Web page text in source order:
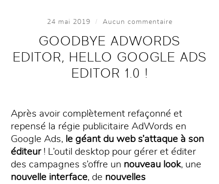
24 mai 2019 / Aucun commentaire
GOODBYE ADWORDS
EDITOR, HELLO GOOGLE ADS
EDITOR 1.0 !
Après avoir complètement refaçonné et
repensé la régie publicitaire AdWords en
Google Ads, le géant du web s’attaque à son
éditeur! L’outil desktop pour gérer et éditer
des campagnes s’offre un nouveau look, une
nouvelle interface, de nouvelles